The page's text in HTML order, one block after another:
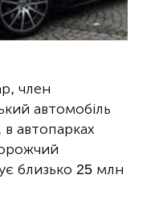
член
автомобіль
автопарках
близько 25 млн